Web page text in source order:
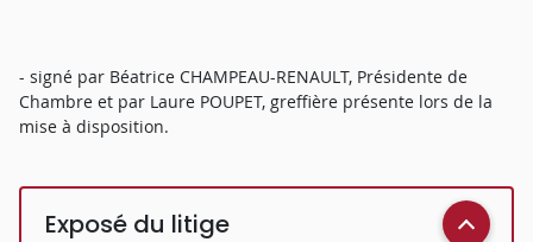
- signé par Béatrice CHAMPEAU-RENAULT, Présidente de
Chambre et par Laure POUPET, greffière présente lors de la
mise à disposition.
Exposé du litige